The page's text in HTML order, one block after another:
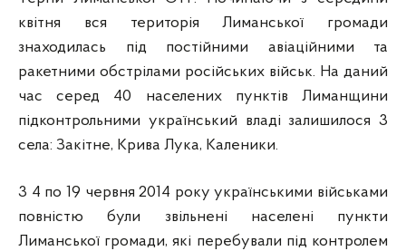
квітня вся територія Лиманської громади
знаходилась під постійними авіаційними та
ракетними обстрілами російських військ. На даний
час серед 40 населених пунктів Лиманщини
підконтрольними український владі залишилося 3
села: Закітне, Крива Лука, Каленики.
3 4 по 19 червня 2014 року українськими військами
повністю були звільнені населені пункти
Лиманської громади, які перебували під контролем